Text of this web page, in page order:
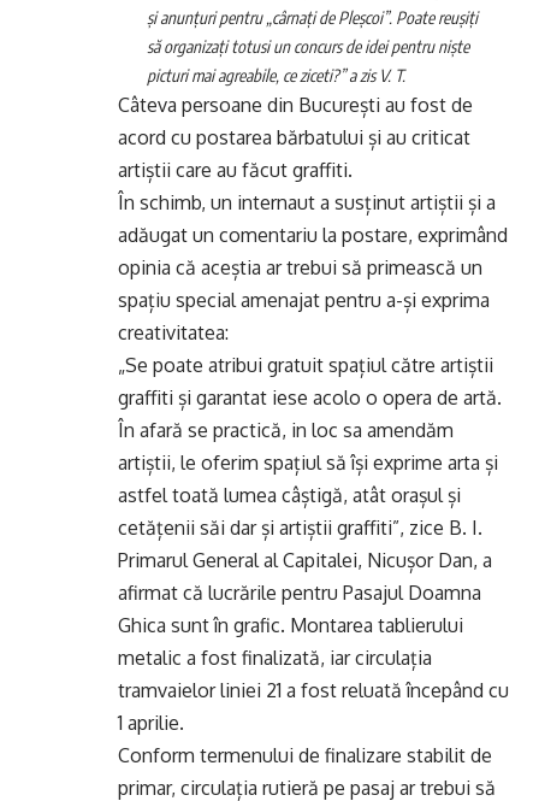
și anunțuri pentru „cârnați de Pleșcoi”. Poate reușiți
să organizați totusi un concurs de idei pentru niște
picturi mai agreabile, ce ziceti?” a zis V. T.
Câteva persoane din București au fost de
acord cu postarea bărbatului și au criticat
artiștii care au făcut graffiti.
În schimb, un internaut a susținut artiștii și a
adăugat un comentariu la postare, exprimând
opinia că aceștia ar trebui să primească un
spațiu special amenajat pentru a-și exprima
creativitatea:
„Se poate atribui gratuit spațiul către artiștii
graffiti și garantat iese acolo o opera de artă.
În afară se practică, in loc sa amendăm
artiștii, le oferim spațiul să își exprime arta și
astfel toată lumea câștigă, atât orașul și
cetățenii săi dar și artiștii graffiti”, zice B. I.
Primarul General al Capitalei, Nicușor Dan, a
afirmat că lucrările pentru Pasajul Doamna
Ghica sunt în grafic. Montarea tablierului
metalic a fost finalizată, iar circulația
tramvaielor liniei 21 a fost reluată începând cu
1 aprilie.
Conform termenului de finalizare stabilit de
primar, circulația rutieră pe pasaj ar trebui să